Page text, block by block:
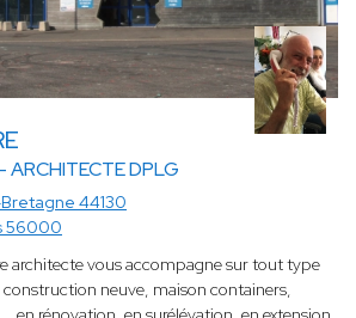
ARCHITECTE DPLG
44130
56000
architectevous accompagne sur tout type
construction neuve, maison containers,